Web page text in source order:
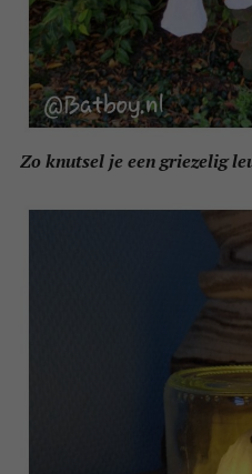
Zo knutsel je een griezelig